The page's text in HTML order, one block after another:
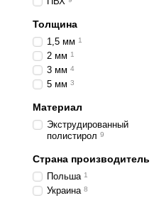
Толщина
1,5 мм 1
2 мм 1
3 мм 4
5 мм 3
Материал
Экструдированный
полистирол 9
Страна производитель
Польша 1
Украина 8